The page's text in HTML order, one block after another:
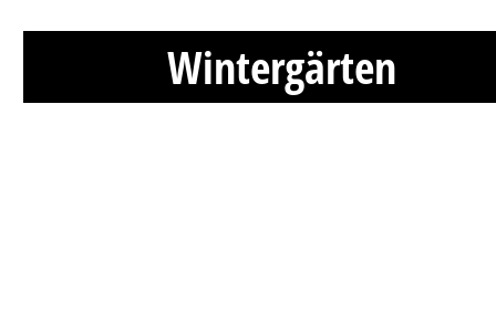
Wintergärten